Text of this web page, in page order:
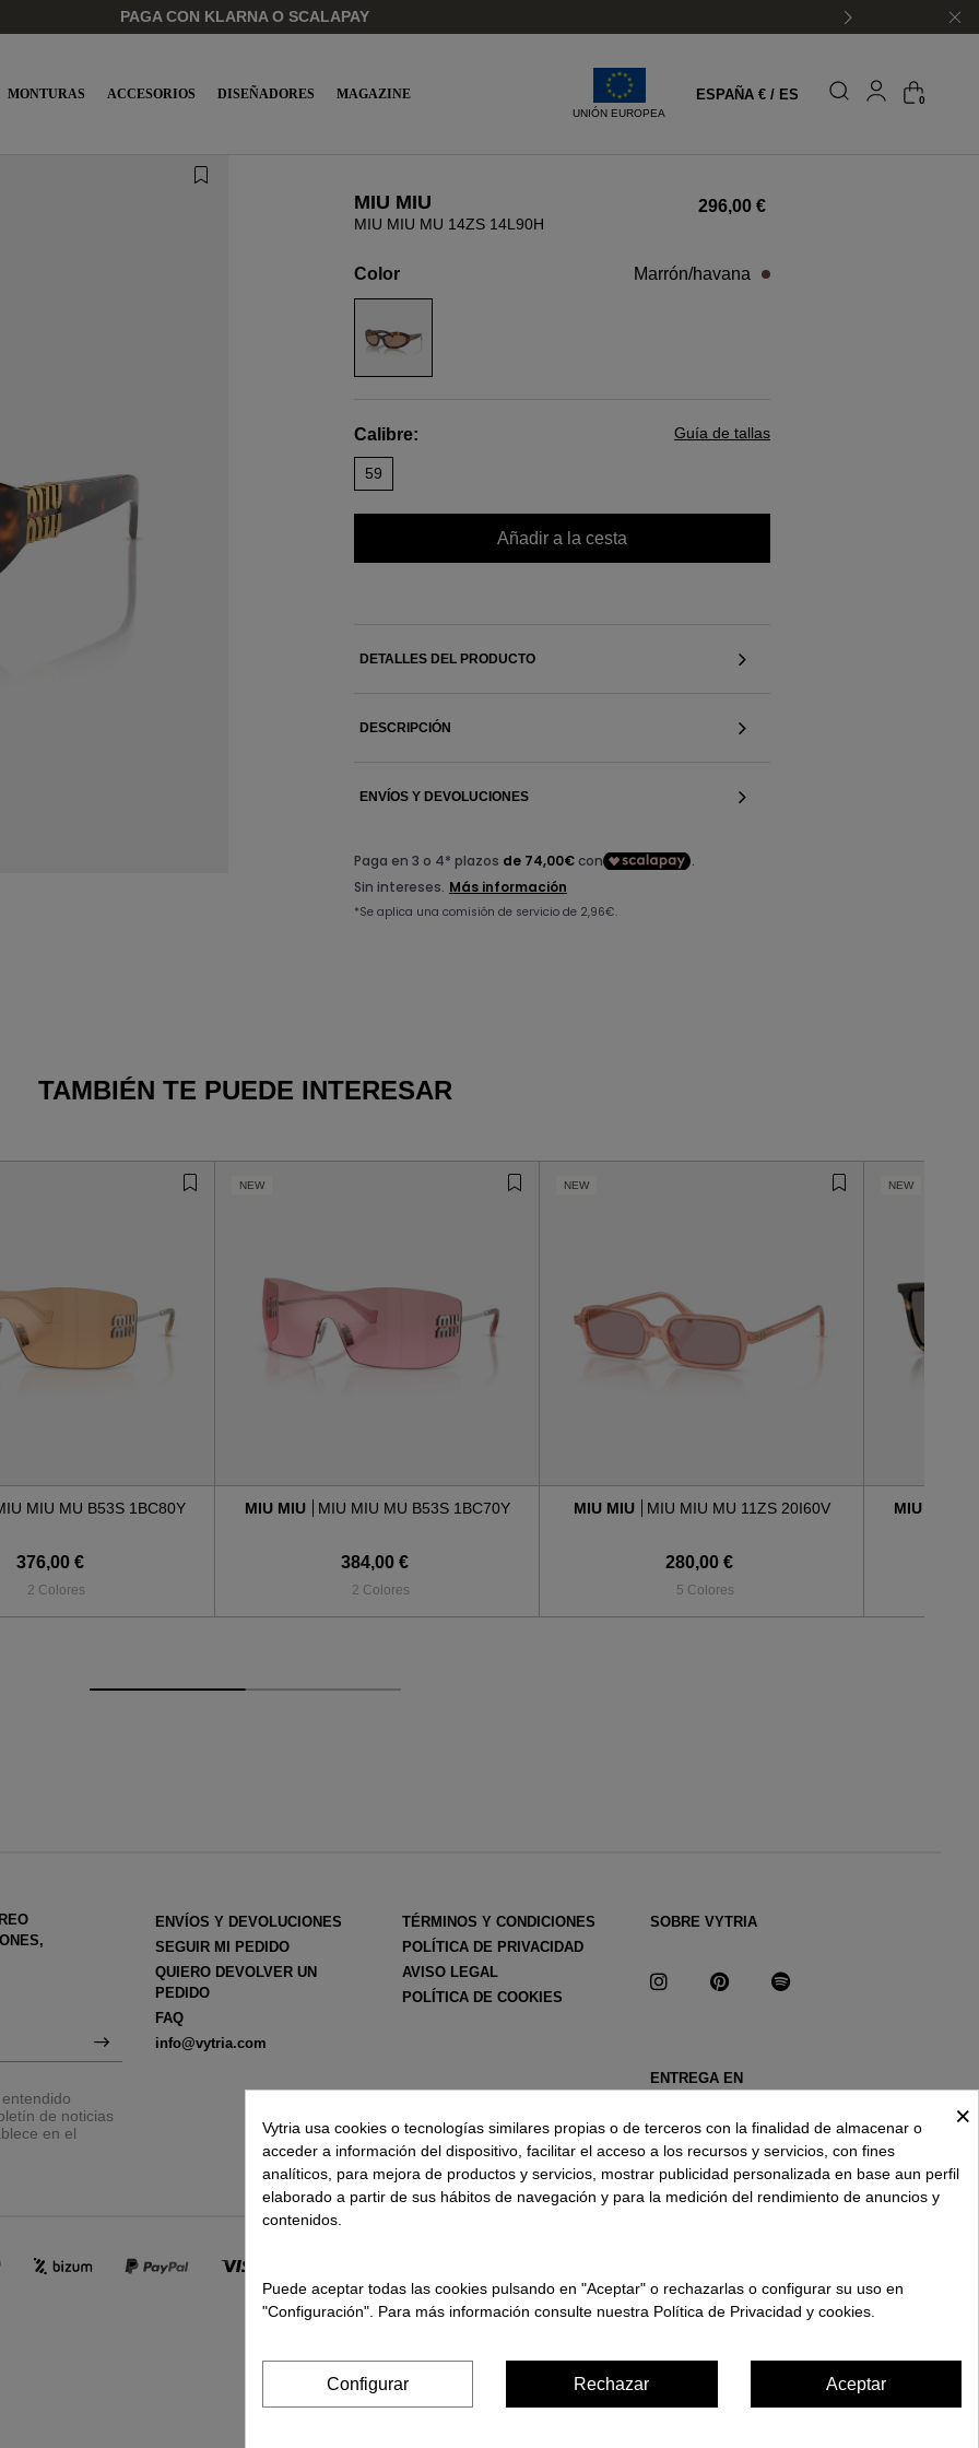
PAGA CON KLARNA O SCALAPAY
MONTURAS ACCESORIOS DISEÑADORES MAGAZINE
UNIÓN EUROPEA
ESPAÑA € / ES 0
MIU MIU
MIU MIU MU 14ZS 14L90H
296,00 €
Color marrón/havana
Calibre: Guía de tallas
59
Añadir a la cesta
DETALLES DEL PRODUCTO
DESCRIPCIÓN
ENVÍOS Y DEVOLUCIONES
TAMBIÉN TE PUEDE INTERESAR
MIU MU B53S 1BC80Y
376,00 €
2 Colores
NEW
MIU MIU MIU MIU MU B53S 1BC70Y
384,00 €
2 Colores
NEW
MIU MIU MIU MIU MU 11ZS 20I60V
280,00 €
5 Colores
NEW
MIU MIU
de noticias
en el
ENVÍOS Y DEVOLUCIONES
SEGUIR MI PEDIDO
QUIERO DEVOLVER UN
PEDIDO
FAQ
info@vytria.com
TÉRMINOS Y CONDICIONES
POLÍTICA DE PRIVACIDAD
AVISO LEGAL
POLÍTICA DE COOKIES
SOBRE VYTRIA
ENTREGA EN
×
Vytria usa cookies o tecnologías similares propias o de terceros con la finalidad de almacenar o
acceder a información del dispositivo, facilitar el acceso a los recursos y servicios, con fines
analíticos, para mejora de productos y servicios, mostrar publicidad personalizada en base aun perfil
elaborado a partir de sus hábitos de navegación y para la medición del rendimiento de anuncios y
contenidos.
Puede aceptar todas las cookies pulsando en "Aceptar" o rechazarlas o configurar su uso en
"Configuración". Para más información consulte nuestra Política de Privacidad y cookies.
Configurar Rechazar Aceptar